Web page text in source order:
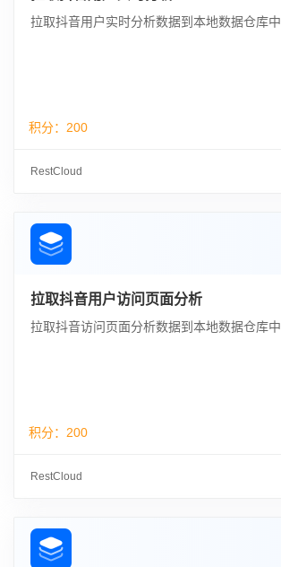
拉取抖音用户实时分析数据到本地数据仓库中
积分： 200
RestCloud
拉取抖音用户访问页面分析
拉取抖音访问页面分析数据到本地数据仓库中
积分： 200
RestCloud